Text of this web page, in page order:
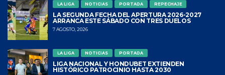
LA LIGA NOTICIAS PORTADA REPECHAJE
LA SEGUNDA FECHA DEL APERTURA 2026-2027
ARRANCA ESTE SÁBADO CON TRES DUELOS
7 AGOSTO, 2026
LA LIGA NOTICIAS PORTADA
LIGA NACIONAL Y HONDUBET EXTIENDEN
HISTÓRICO PATROCINIO HASTA 2030